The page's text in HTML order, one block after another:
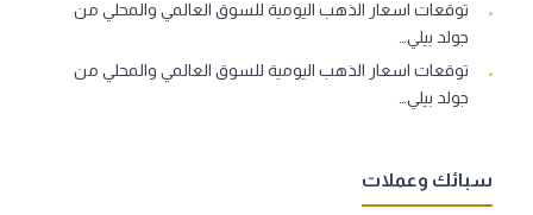
توقعات اسعار الذهب اليومية للسوق العالمي والمحلي من
جولد بيلي…
توقعات اسعار الذهب اليومية للسوق العالمي والمحلي من
جولد بيلي…
سبائك وعملات